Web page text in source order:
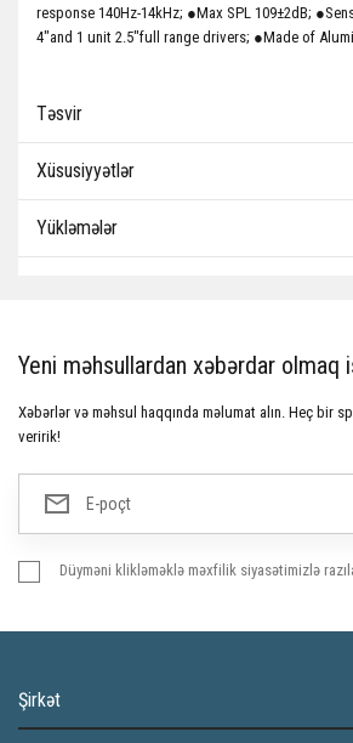
response 140Hz-14kHz; ●Max SPL 109±2dB;
4"and 1 unit 2.5"full range drivers; ●Made of
Təsvir
Xüsusiyyətlər
Yükləmələr
Yeni məhsullardan xəbərdar olmaq
Xəbərlər və məhsul haqqında məlumat alın. Heç bir
veririk!
Düyməni klikləməklə məxfilik siyasətimizlə
Şirkət